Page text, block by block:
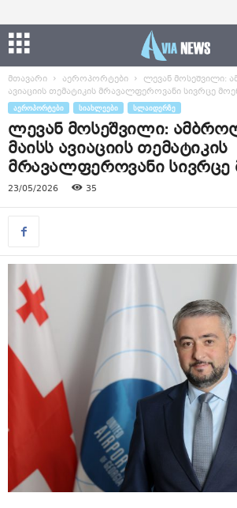
მთავარი აეროპორტები
ლევან მოსეშვილი:
ავიაციის თემატიკის მრავალფეროვანი სივრცე
ᲐᲔᲠᲝᲞᲝᲠᲢᲔᲑᲘ ᲡᲘᲐᲮᲚᲔᲔᲑᲘ ᲡᲚᲐᲘᲓᲔᲠᲖᲔ
ლევან მოსეშვილი:
მაისს ავიაციის თემატიკის
მრავალფეროვანი სივრცე
23/05/2026 35